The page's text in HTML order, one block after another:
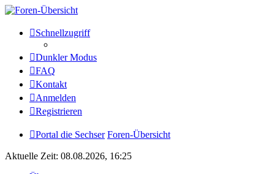
Die Sechser -
Anlagenmeisterei
Zum Inhalt
Schnellzugriff
Dunkler Modus
FAQ
Kontakt
Anmelden
Registrieren
Portal die Sechser Foren-Übersicht
Aktuelle Zeit: 08.08.2026, 16:25